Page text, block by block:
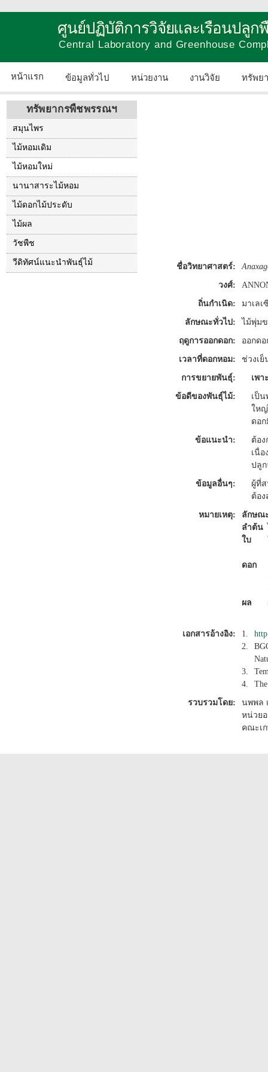
ศูนย์ปฏิบัติการวิจัยและเรือนปลูก
Central Laboratory and Greenhouse
หน้าแรก ข้อมูลทั่วไป หน่วยงาน งานวิจัย ทรัพย
ทรัพยากรพืชพรรณฯ
สมุนไพร
ไม้หอมเดิม
ไม้หอมใหม่
นานาสาระไม้หอม
ไม้ดอกไม้ประดับ
ไม้ผล
วัชพืช
วีดิทัศน์แนะนำพันธุ์ไม้ ชื่อวิทยาศาสตร์:
วงศ์:
ถิ่นกำเนิด: มาเล
ลักษณะทั่วไป: ไม้พุ่ม
ฤดูการออกดอก: ออกด
เวลาที่ดอกหอม: ช่วงเย็
การขยายพันธุ์: เพา
ข้อดีของพันธุ์ไม้:
เป็
ให
ดอ
ข้อแนะนำ:
ต้อ
เนื่
ปลูก
ข้อมูลอื่นๆ:
ผู้ที่
ต้อง
หมายเหตุ:
ลักษณ
ลำต้น
ใบ
ดอก
ผล
เอกสารอ้างอิง: 1.
2.
3.
4.
รวบรวมโดย:
นพพล
หน่วย
คณะเ